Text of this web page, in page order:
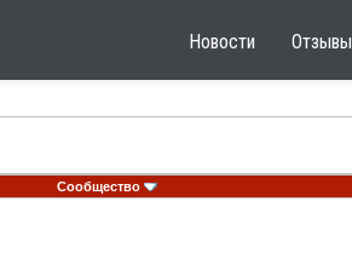
Новости Отзывы
Сообщество